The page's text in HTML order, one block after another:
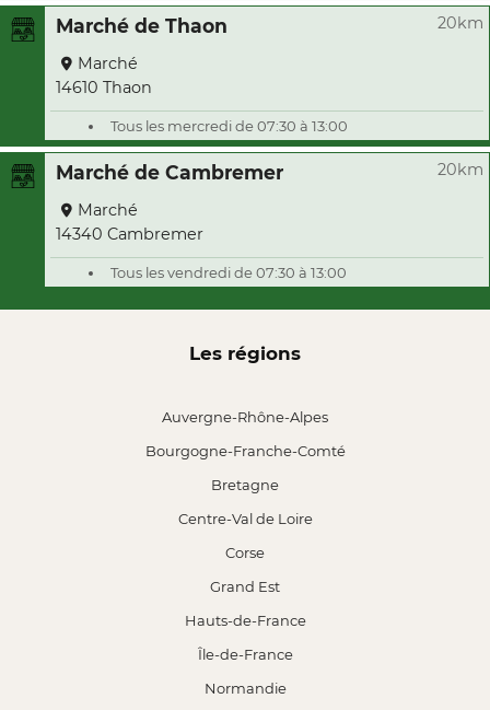
Marché de Thaon 20km
Marché
14610 Thaon
Tous les mercredi de 07:30 à 13:00
Marché de Cambremer 20km
Marché
14340 Cambremer
Tous les vendredi de 07:30 à 13:00
Les régions
Auvergne-Rhône-Alpes
Bourgogne-Franche-Comté
Bretagne
Centre-Val de Loire
Corse
Grand Est
Hauts-de-France
Île-de-France
Normandie